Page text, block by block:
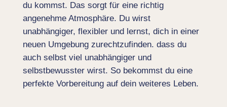
du kommst. Das sorgt für eine richtig
angenehme Atmosphäre. Du wirst
unabhängiger, flexibler und lernst, dich in einer
neuen Umgebung zurechtzufinden. dass du
auch selbst viel unabhängiger und
selbstbewusster wirst. So bekommst du eine
perfekte Vorbereitung auf dein weiteres Leben.